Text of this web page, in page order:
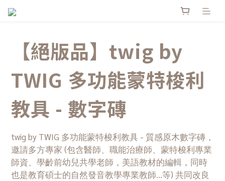
【絕版品】twig by
TWIG 多功能蒙特梭利
教具​ - 數字磚
twig by TWIG 多功能蒙特梭利教具 - 質感原木數字磚，
邀請多方專家 (包含醫師、職能治療師、蒙特梭利專業
師資、學齡前幼兒共學老師，美語教材的編輯，同時
也是教育碩士的自然發音教學專業教師…等) 共同改良